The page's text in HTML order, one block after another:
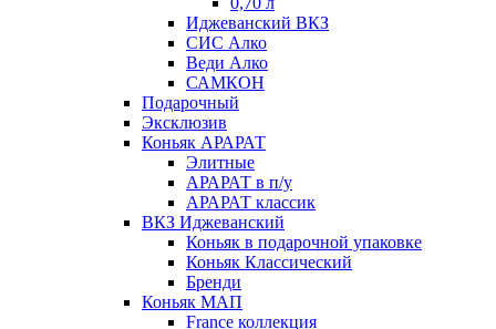
Иджеванский ВКЗ
СИС Алко
Веди Алко
САМКОН
Подарочный
Эксклюзив
Коньяк АРАРАТ
Элитные
АРАРАТ в п/у
АРАРАТ классик
ВКЗ Иджеванский
Коньяк в подарочной упаковке
Коньяк Классический
Бренди
Коньяк МАП
France коллекция